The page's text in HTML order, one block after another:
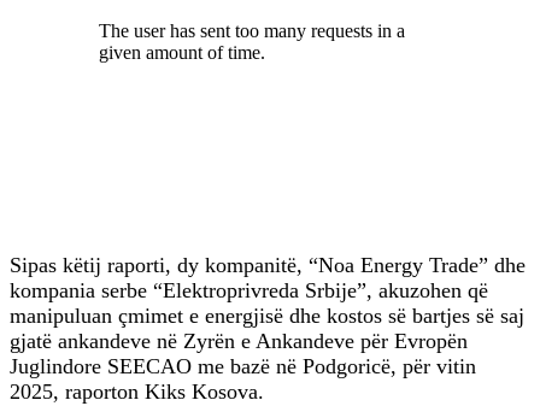
Sipas këtij raporti, dy kompanitë, “Noa Energy Trade” dhe
kompania serbe “Elektroprivreda Srbije”, akuzohen që
manipuluan çmimet e energjisë dhe kostos së bartjes së saj
gjatë ankandeve në Zyrën e Ankandeve për Evropën
Juglindore SEECAO me bazë në Podgoricë, për vitin
2025, raporton Kiks Kosova.